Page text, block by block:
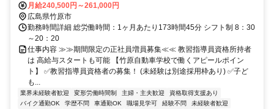
月給240,500円～261,000円
広島県竹原市
勤務時間詳細 総労働時間：1ヶ月あたり173時間45分 シフト制 8：30
～20：20
仕事内容 ≫≫期間限定の正社員増員募集≪≪ 教習指導員資格所持者
は 高給与スタートも可能 【竹原自動車学校で働くアピールポイン
ト】 ✅教習指導員資格者の募集！ (未経験は別途採用枠あり) ✅子ど
も...
業界未経験者歓迎 変形労働時間制 主婦・主夫歓迎
資格取得支援あり
バイク通勤OK
学歴不問 車通勤OK 職場見学可 経験不問
未経験者歓迎